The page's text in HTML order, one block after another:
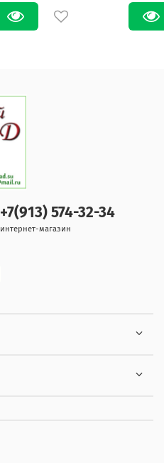
+7(913) 574-32-34
интернет-магазин